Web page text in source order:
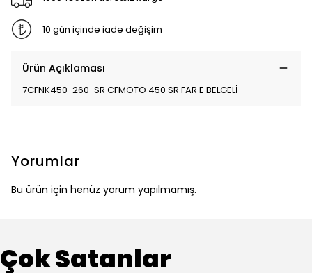
10 gün içinde iade değişim
Ürün Açıklaması
7CFNK450-260-SR CFMOTO 450 SR FAR E BELGELİ
Yorumlar
Bu ürün için henüz yorum yapılmamış.
Çok Satanlar